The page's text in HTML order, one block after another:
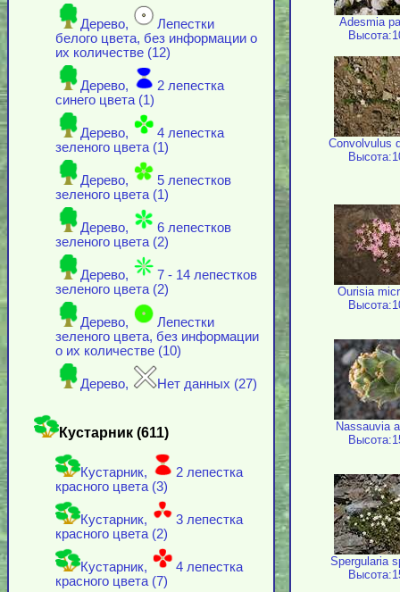
Дерево,
Лепестки
белого цвета, без информации о
их количестве (12)
Дерево,
2 лепестка
синего цвета (1)
Дерево,
4 лепестка
зеленого цвета (1)
Дерево,
5 лепестков
зеленого цвета (1)
Дерево,
6 лепестков
зеленого цвета (2)
Дерево,
7 - 14 лепестков
зеленого цвета (2)
Дерево,
Лепестки
зеленого цвета, без информации
о их количестве (10)
Дерево, Нет данных (27)
Кустарник (611)
Кустарник,
2 лепестка
красного цвета (3)
Кустарник,
3 лепестка
красного цвета (2)
Кустарник,
4 лепестка
красного цвета (7)
Adesmia
Convolvulus
Ourisia
Nassauvia
Spergularia